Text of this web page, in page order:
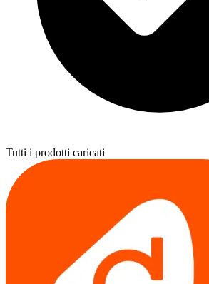
Tutti i prodotti caricati